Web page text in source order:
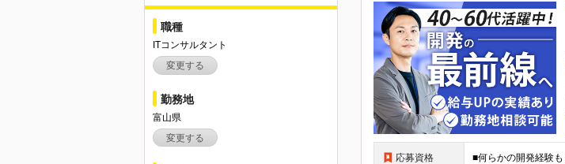
職種
ITコンサルタント
変更する
勤務地
富山県
変更する
応募資格